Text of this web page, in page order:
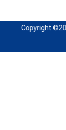
Copyright